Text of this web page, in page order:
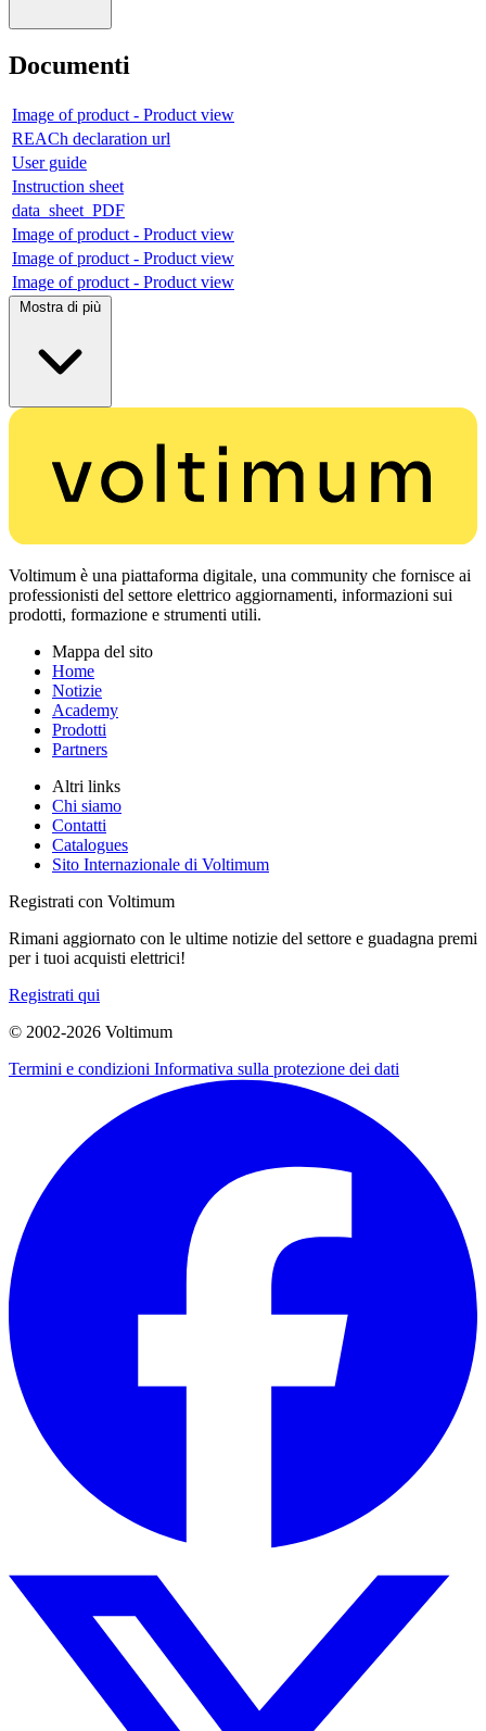
Documenti
Image of product - Product view
REACh declaration url
User guide
Instruction sheet
data_sheet_PDF
Image of product - Product view
Image of product - Product view
Image of product - Product view
Mostra di più
Voltimum è una piattaforma digitale, una community che fornisce ai
professionisti del settore elettrico aggiornamenti, informazioni sui
prodotti, formazione e strumenti utili.
Mappa del sito
Home
Notizie
Academy
Prodotti
Partners
Altri links
Chi siamo
Contatti
Catalogues
Sito Internazionale di Voltimum
Registrati con Voltimum
Rimani aggiornato con le ultime notizie del settore e guadagna premi
per i tuoi acquisti elettrici!
Registrati qui
© 2002-2026 Voltimum
Termini e condizioni Informativa sulla protezione dei dati